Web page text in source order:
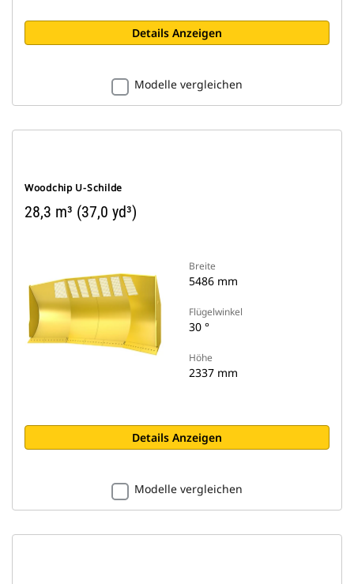
Details Anzeigen
Modelle vergleichen
Woodchip U-Schilde
28,3 m³ (37,0 yd³)
Breite
5486 mm
Flügelwinkel
30 °
Höhe
2337 mm
Details Anzeigen
Modelle vergleichen